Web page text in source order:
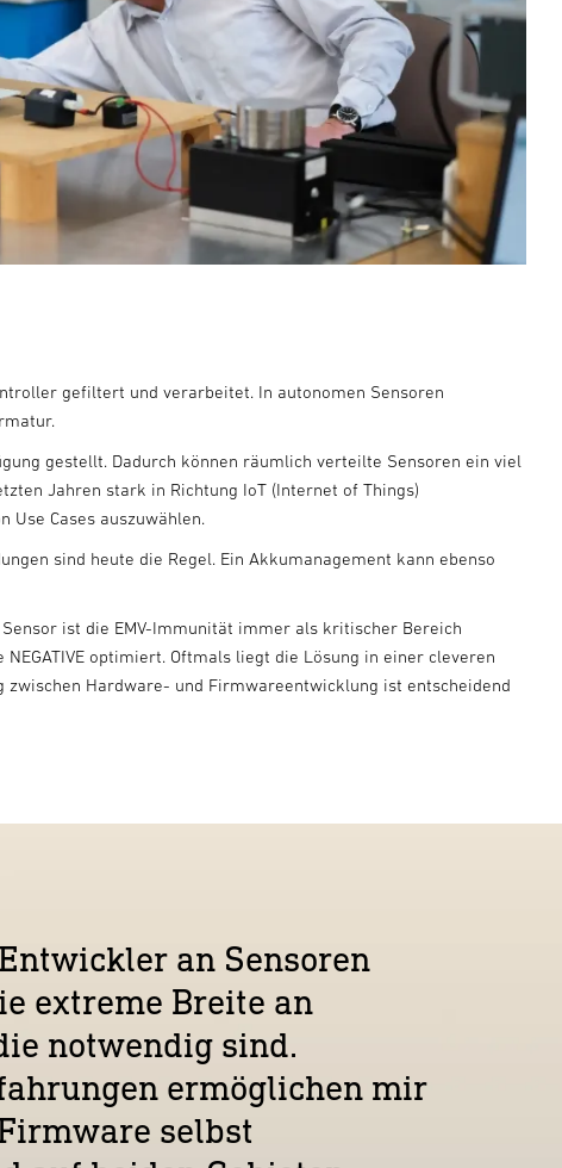
gefiltert und verarbeitet. In autonomen Sensoren
gestellt. Dadurch können räumlich verteilte Sensoren ein viel
Jahren stark in Richtung IoT (Internet of Things)
Use Cases auszuwählen.
sind heute die Regel. Ein Akkumanagement kann ebenso
ist die EMV-Immunität immer als kritischer Bereich
NEGATIVE optimiert. Oftmals liegt die Lösung in einer cleveren
Hardware- und Firmwareentwicklung ist entscheidend
an Sensoren
extreme Breite an
notwendig sind.
ermöglichen mir
selbst